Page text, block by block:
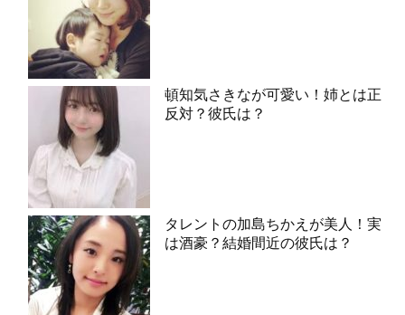
頓知気さきなが可愛い！姉とは正
反対？彼氏は？
タレントの加島ちかえが美人！実
は酒豪？結婚間近の彼氏は？